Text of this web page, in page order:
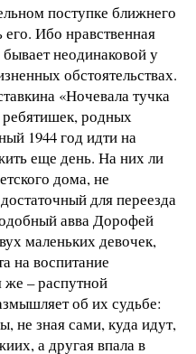
поступке ближнего
Ибо нравственная
бывает неодинаковой у
обстоятельствах.
«Ночевала тучка
ребятишек, родных
1944 год идти на
еще день. На них ли
дома, не
для переезда
авва Дорофей
маленьких девочек,
на воспитание
же – распутной
об их судьбе:
не зная сами, куда идут,
а другая впала в